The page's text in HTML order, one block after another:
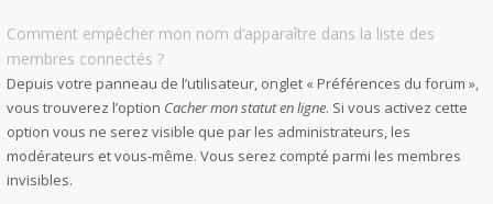
Comment empêcher mon nom d’apparaître dans la liste des
membres connectés ?
Depuis votre panneau de l’utilisateur, onglet « Préférences du forum »,
vous trouverez l’option Cacher mon statut en ligne. Si vous activez cette
option vous ne serez visible que par les administrateurs, les
modérateurs et vous-même. Vous serez compté parmi les membres
invisibles.